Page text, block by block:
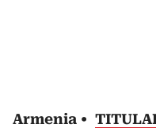
Armenia